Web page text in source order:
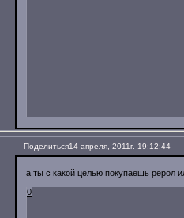
Поделиться14 апреля, 2011г. 19:12:44
а ты с какой целью покупаешь рерол
0